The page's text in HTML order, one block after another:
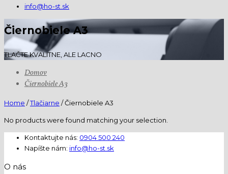
info@ho-st.sk
Čiernobiele A3
TLAČTE KVALITNE, ALE LACNO
Domov
Čiernobiele A3
Home /Tlačiarne / Čiernobiele A3
No products were found matching your selection.
Kontaktujte nás: 0904 500 240
Napíšte nám: info@ho-st.sk
O nás